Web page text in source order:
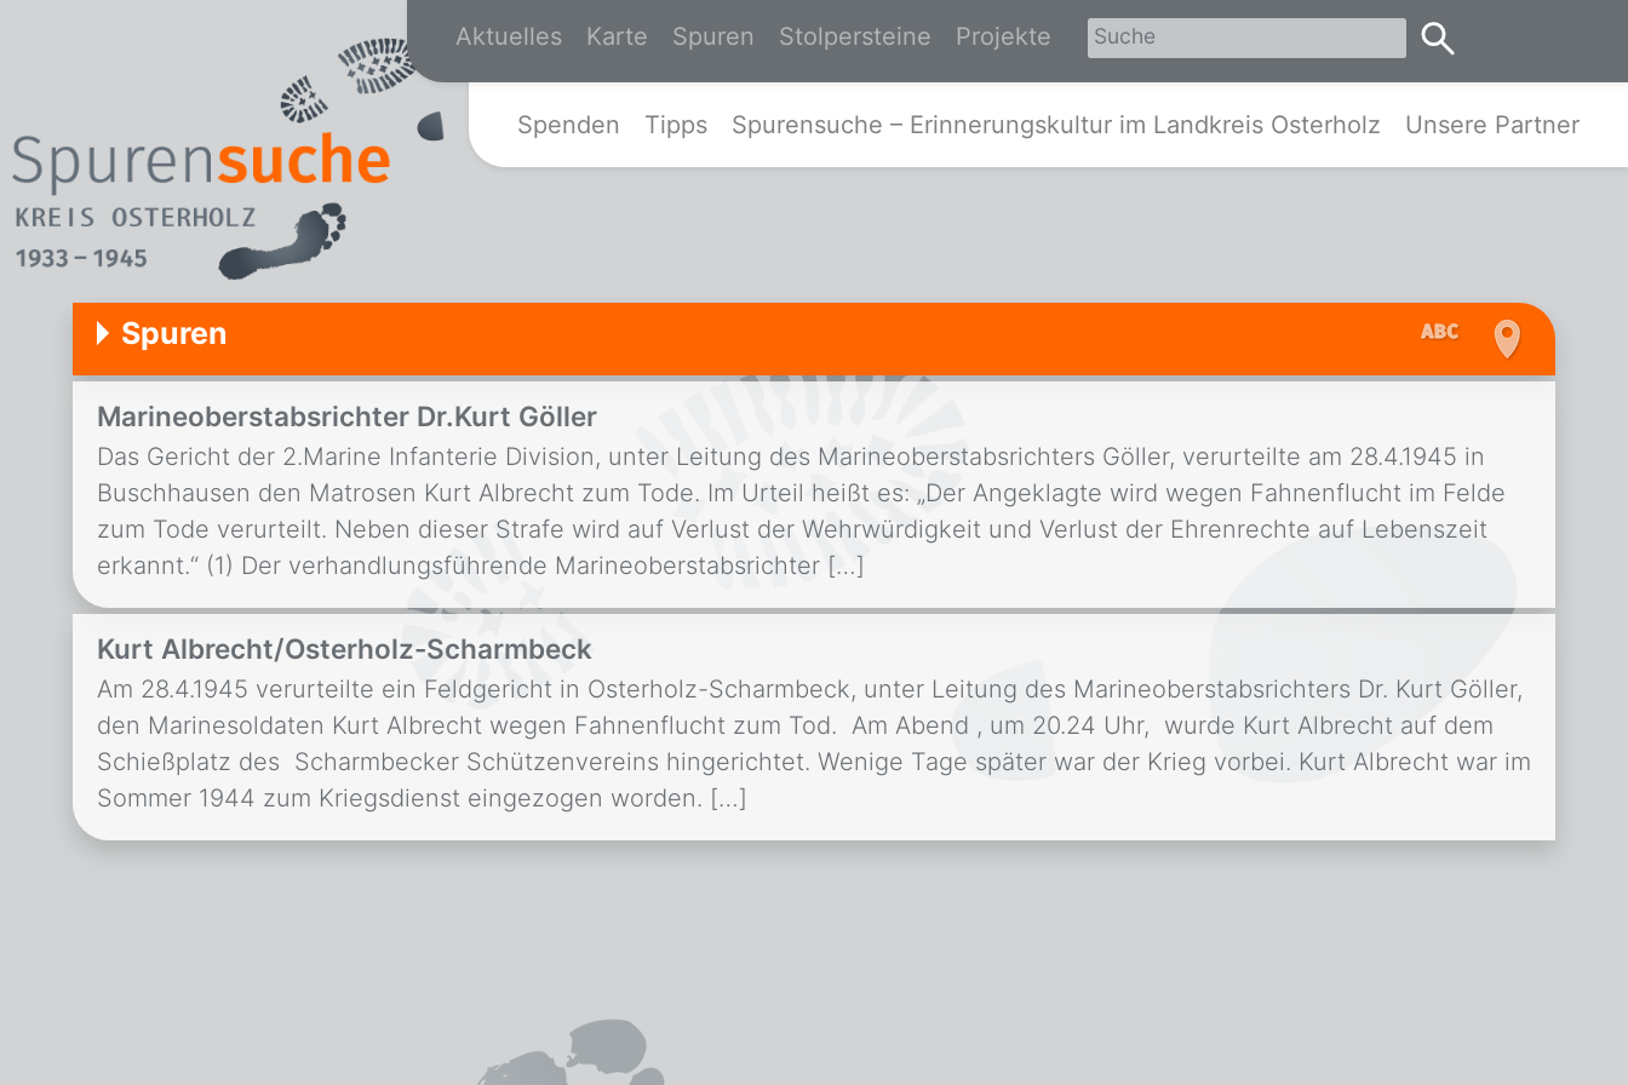
Zur Startseite von Spurensuche-Osterholz
Aktuelles Karte Spuren Stolpersteine Projekte
Spenden Tipps Spurensuche – Erinnerungskultur im Landkreis Osterholz Unsere Partner
Spuren
Marineoberstabsrichter Dr.Kurt Göller
Das Gericht der 2.Marine Infanterie Division, unter Leitung des Marineoberstabsrichters Göller, verurteilte am 28.4.1945 in
Buschhausen den Matrosen Kurt Albrecht zum Tode. Im Urteil heißt es: „Der Angeklagte wird wegen Fahnenflucht im Felde
zum Tode verurteilt. Neben dieser Strafe wird auf Verlust der Wehrwürdigkeit und Verlust der Ehrenrechte auf Lebenszeit
erkannt.“ (1) Der verhandlungsführende Marineoberstabsrichter […]
Kurt Albrecht/Osterholz-Scharmbeck
Am 28.4.1945 verurteilte ein Feldgericht in Osterholz-Scharmbeck, unter Leitung des Marineoberstabsrichters Dr. Kurt Göller,
den Marinesoldaten Kurt Albrecht wegen Fahnenflucht zum Tod. Am Abend , um 20.24 Uhr, wurde Kurt Albrecht auf dem
Schießplatz des Scharmbecker Schützenvereins hingerichtet. Wenige Tage später war der Krieg vorbei. Kurt Albrecht war im
Sommer 1944 zum Kriegsdienst eingezogen worden. […]